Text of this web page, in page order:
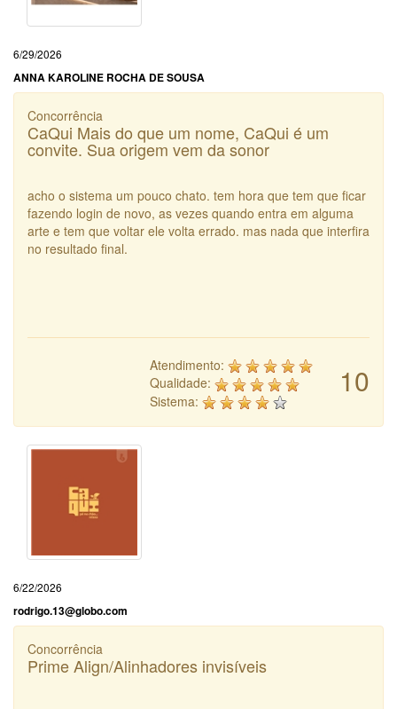
6/29/2026
ANNA KAROLINE ROCHA DE SOUSA
Concorrência
CaQui Mais do que um nome, CaQui é um
convite. Sua origem vem da sonor
acho o sistema um pouco chato. tem hora que tem que ficar
fazendo login de novo, as vezes quando entra em alguma
arte e tem que voltar ele volta errado. mas nada que interfira
no resultado final.
10
Atendimento:
Qualidade:
Sistema:
6/22/2026
rodrigo.13@globo.com
Concorrência
Prime Align/Alinhadores invisíveis